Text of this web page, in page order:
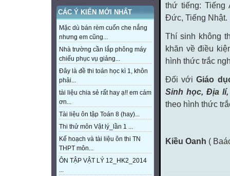
CÁC Ý KIẾN MỚI NHẤT
Mặc dù bán rèm cuốn che nắng
nhưng em cũng...
Nhà trường cần lắp phông máy
chiếu phục vụ giảng...
Đây là đề thi toán học kì 1, khôn
phải...
tài liệu chia sẻ rất hay ạ!! em cám
ơn...
Tài liệu ôn tập Toán 8 (hay)...
Thi thử môn Vật lý_lần 1 ...
Kế hoạch và tài liệu ôn thi TN
THPT môn...
ÔN TẬP VẬT LÝ 12_HK2_2014
...
thứ tiếng: Tiếng
Đức, Tiếng Nhật.
Thí sinh không
khăn về điều
hình thức trắc
Đối vớiGiáo
Sinh học, Địa
theo hình thức
Kiều Oanh (